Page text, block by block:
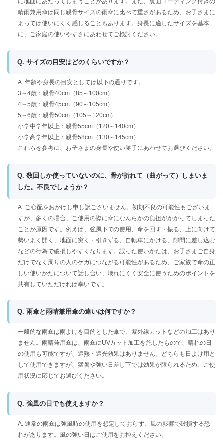
晴雨兼用傘は同じ親骨サイズの雨傘に比べて重さがあるため、お子さまに
よっては使いにくく感じることもあります。身長に適したサイズを基本
に、ご家庭の使いやすさにあわせてご検討ください。
Q. サイズの目安はどのくらいですか？
A. 年齢や身長の目安としては以下の通りです。
3～4歳：親骨40cm（85～100cm）
4～5歳：親骨45cm（90～105cm）
5～6歳：親骨50cm（105～120cm）
小学中学年以上：親骨55cm（120～140cm）
小学高学年以上：親骨58cm（130～145cm）
これらを参考に、お子さまの身長や使い勝手にあわせてお選びください。
Q. 数回しか使っていないのに、骨が折れて（曲がって）しまいま
した。不良でしょうか？
A. ご心配をおかけし申し訳ございません。初期不良の可能性もございま
すが、多くの場合、ご使用の際に傘になんらかの負担がかかってしまった
ことが原因です。例えば、強風下での使用、傘を回す・振る、上に向けて
勢いよく開く、地面に突く・引きずる、自転車にかける、隙間に差し込む
などの行為で破損しやすくなります。誤った使いかたは、お子さまご自身
だけでなく周りの人のケガにつながる可能性があるため、ご家族で傘の正
しい使いかたについて話し合い、壊れにくく安全に使うためのポイントを
共有していただければ幸いです。
Q. 雨傘と雨晴兼用傘の違いは何ですか？
一般的な雨傘は雨よけを目的とした傘で、紫外線カットなどの加工はあり
ません。雨晴兼用傘は、雨傘にUVカット加工を施したもので、晴れの日
の使用も可能ですが、遮熱・遮光効果はありません。どちらも日よけ用と
して使用できますが、猛暑や強い日差し下では効果が限られるため、ご使
用状況に応じてお選びください。
Q. 強風の日でも使えますか？
A. 通常の雨傘は強風時の使用を想定しておらず、風の影響で破損する恐
れがあります。風の強い日はご使用をお控えください。